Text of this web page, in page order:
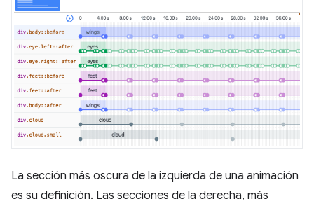
La sección más oscura de la izquierda de una animación
es su definición. Las secciones de la derecha, más